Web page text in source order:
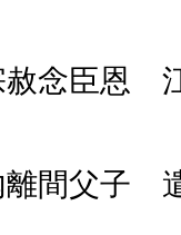
赦念臣恩
離間父子